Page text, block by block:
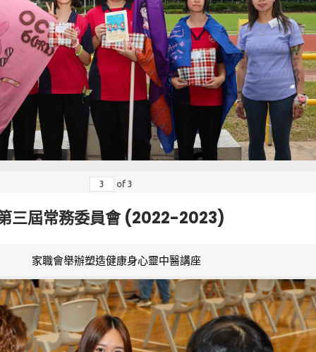
of 3
三屆常務委員會 (2022-2023)
家職會舉辦塑造健康身心靈中醫講座